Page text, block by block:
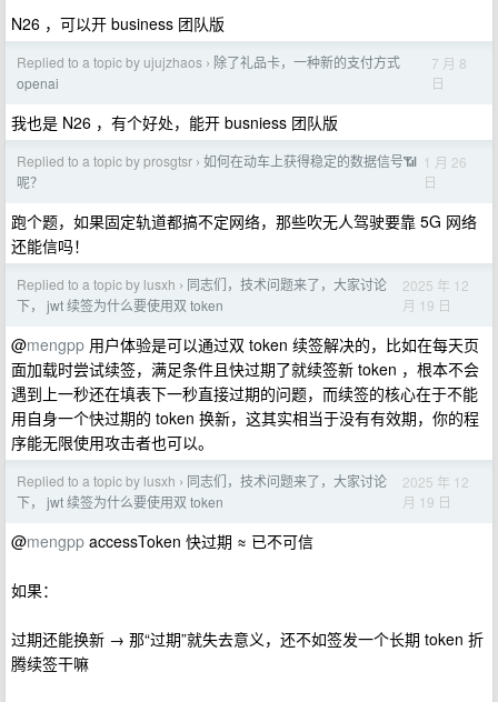
N26 ，可以开 business 团队版
Replied to a topic by ujujzhaos › 除了礼品卡，一种新的支付方式
openai
7 月 8
日
我也是 N26 ，有个好处，能开 busniess 团队版
Replied to a topic by prosgtsr › 如何在动车上获得稳定的数据信号📶
呢？
1 月 26
日
跑个题，如果固定轨道都搞不定网络，那些吹无人驾驶要靠 5G 网络
还能信吗！
Replied to a topic by lusxh › 同志们，技术问题来了，大家讨论
下， jwt 续签为什么要使用双 token
2025 年 12
月 19 日
@mengpp 用户体验是可以通过双 token 续签解决的，比如在每天页
面加载时尝试续签，满足条件且快过期了就续签新 token ，根本不会
遇到上一秒还在填表下一秒直接过期的问题，而续签的核心在于不能
用自身一个快过期的 token 换新，这其实相当于没有有效期，你的程
序能无限使用攻击者也可以。
Replied to a topic by lusxh › 同志们，技术问题来了，大家讨论
下， jwt 续签为什么要使用双 token
2025 年 12
月 19 日
@mengpp accessToken 快过期 ≈ 已不可信
如果：
过期还能换新 → 那“过期”就失去意义，还不如签发一个长期 token 折
腾续签干嘛